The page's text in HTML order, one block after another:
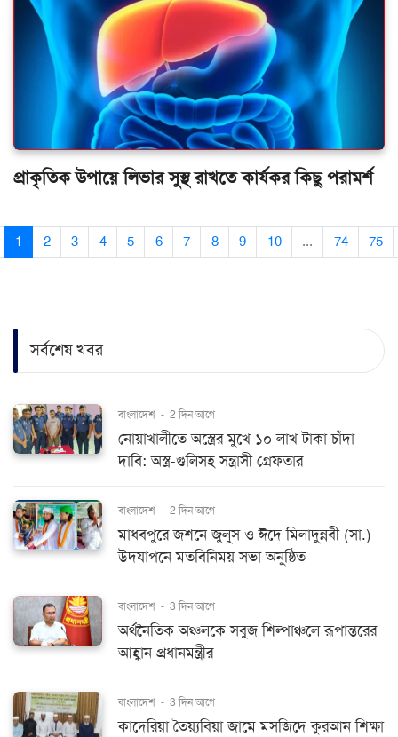
প্রাকৃতিক উপায়ে লিভার সুস্থ রাখতে কার্যকর কিছু পরামর্শ
1 2 3 4 5 6 7 8 9 10 ... 74 75
সর্বশেষ খবর
বাংলাদেশ - 2 দিন আগে
নোয়াখালীতে অস্ত্রের মুখে ১০ লাখ টাকা চাঁদা
দাবি: অস্ত্র-গুলিসহ সন্ত্রাসী গ্রেফতার
বাংলাদেশ - 2 দিন আগে
মাধবপুরে জশনে জুলুস ও ঈদে মিলাদুন্নবী (সা.)
উদযাপনে মতবিনিময় সভা অনুষ্ঠিত
বাংলাদেশ - 3 দিন আগে
অর্থনৈতিক অঞ্চলকে সবুজ শিল্পাঞ্চলে রূপান্তরের
আহ্বান প্রধানমন্ত্রীর
বাংলাদেশ - 3 দিন আগে
কাদেরিয়া তৈয়্যবিয়া জামে মসজিদে কুরআন শিক্ষা